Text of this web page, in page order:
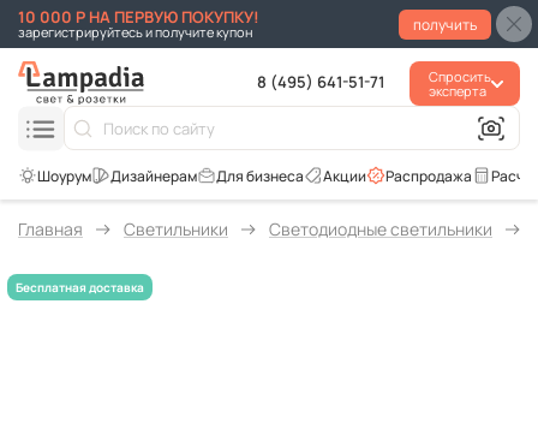
10 000 Р НА ПЕРВУЮ ПОКУПКУ!
зарегистрируйтесь и получите купон получить
8 (495) 641-51-71
Спросить
эксперта
Распродажа
Акции
Для бизнеса
Главная Светильники Светодиодные светильники